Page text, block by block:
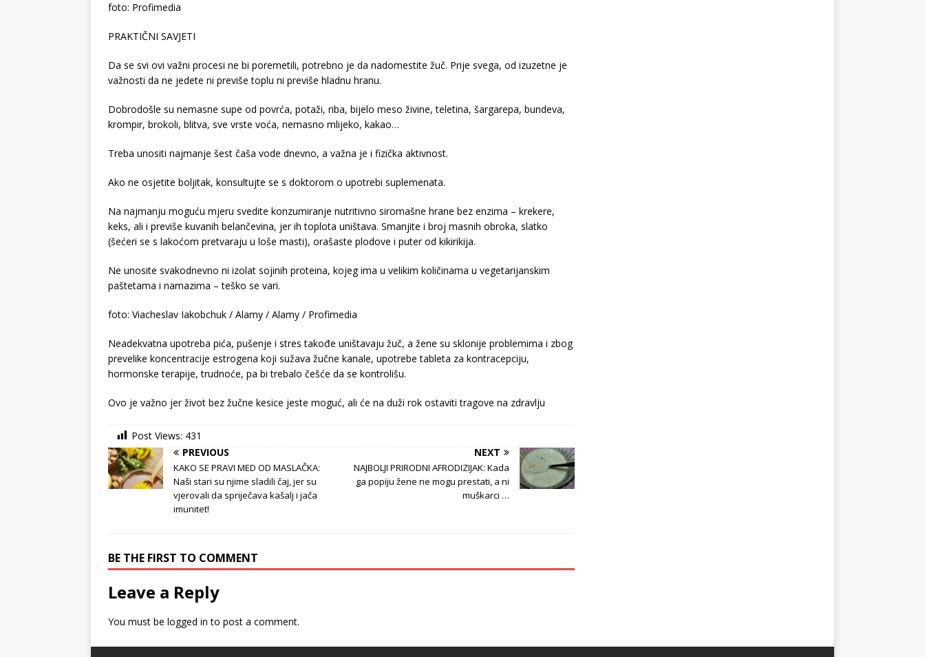
foto: Profimedia
PRAKTIČNI SAVJETI
Da se svi ovi važni procesi ne bi poremetili, potrebno je da nadomestite žuč. Prije svega, od izuzetne je
važnosti da ne jedete ni previše toplu ni previše hladnu hranu.
Dobrodošle su nemasne supe od povrća, potaži, riba, bijelo meso živine, teletina, šargarepa, bundeva,
krompir, brokoli, blitva, sve vrste voća, nemasno mlijeko, kakao…
Treba unositi najmanje šest čaša vode dnevno, a važna je i fizička aktivnost.
Ako ne osjetite boljitak, konsultujte se s doktorom o upotrebi suplemenata.
Na najmanju moguću mjeru svedite konzumiranje nutritivno siromašne hrane bez enzima – krekere,
keks, ali i previše kuvanih belančevina, jer ih toplota uništava. Smanjite i broj masnih obroka, slatko
(šećeri se s lakoćom pretvaraju u loše masti), orašaste plodove i puter od kikirikija.
Ne unosite svakodnevno ni izolat sojinih proteina, kojeg ima u velikim količinama u vegetarijanskim
paštetama i namazima – teško se vari.
foto: Viacheslav Iakobchuk / Alamy / Alamy / Profimedia
Neadekvatna upotreba pića, pušenje i stres takođe uništavaju žuč, a žene su sklonije problemima i zbog
prevelike koncentracije estrogena koji sužava žučne kanale, upotrebe tableta za kontracepciju,
hormonske terapije, trudnoće, pa bi trebalo češće da se kontrolišu.
Ovo je važno jer život bez žučne kesice jeste moguć, ali će na duži rok ostaviti tragove na zdravlju
Post Views: 431
PREVIOUS
KAKO SE PRAVI MED OD MASLAČKA:
Naši stari su njime sladili čaj, jer su
vjerovali da spriječava kašalj i jača
imunitet!
NEXT
NAJBOLJI PRIRODNI AFRODIZIJAK: Kada
ga popiju žene ne mogu prestati, a ni
muškarci …
BE THE FIRST TO COMMENT
Leave a Reply
You must be logged in to post a comment.